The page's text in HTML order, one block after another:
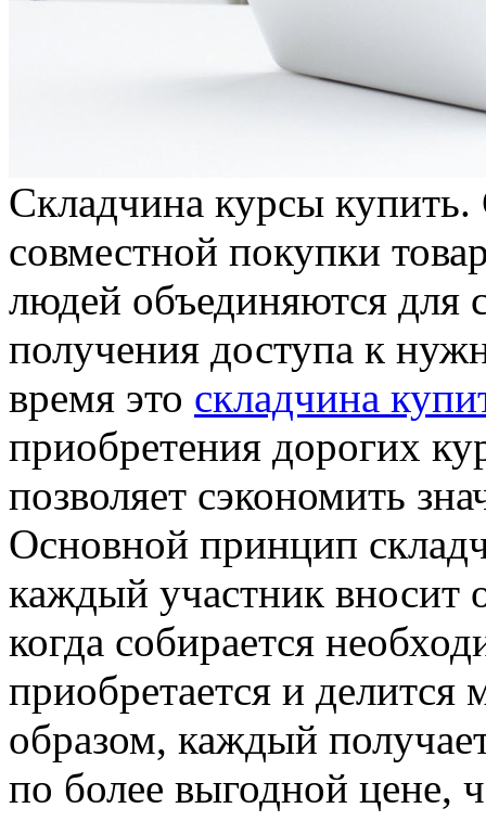
Склaдчинa курсы
совместной покупки
людей объединяются для
получения доступа к
время это складчина
приобретения дорогих
позволяет сэкономить
Основной принцип
каждый участник вносит
когда собирается
приобретается и
образом, каждый
по более выгодной цене,